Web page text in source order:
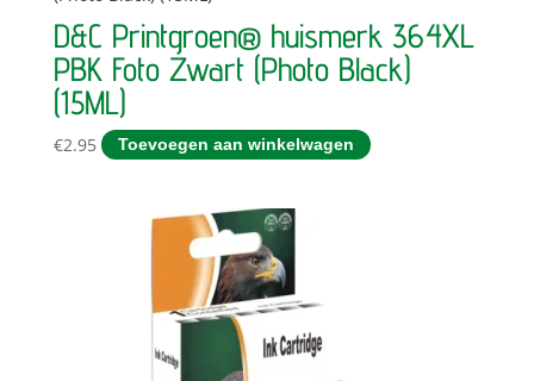
D&C Printgroen® huismerk 364XL
PBK Foto Zwart (Photo Black)
(15ML)
€2.95 Toevoegen aan winkelwagen